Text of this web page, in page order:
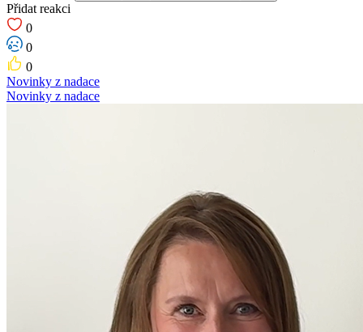
Přidat reakci
0
0
0
Novinky z nadace
Novinky z nadace